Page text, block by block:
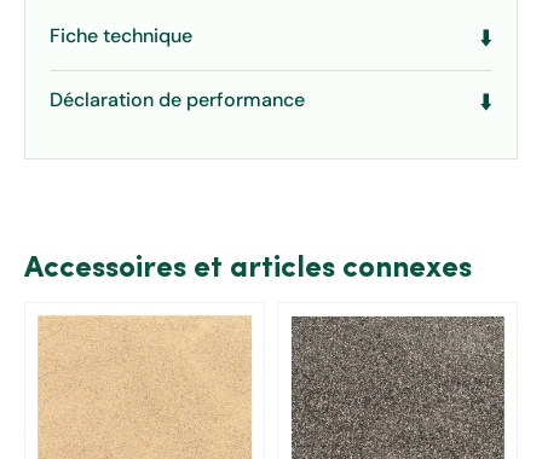
Fiche technique ⬇️
Déclaration de performance ⬇️
Accessoires et articles connexes